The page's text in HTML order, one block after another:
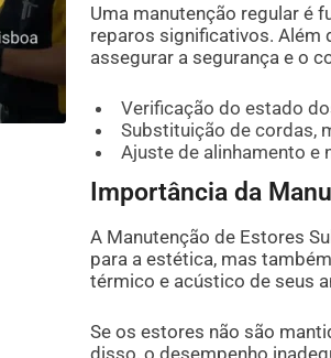
Uma manutenção regular é
reparos significativos. Além
assegurar a segurança e o
Verificação do estado
Substituição de cordas,
Ajuste de alinhamento e
Importância da
A Manutenção de Estores
para a estética, mas
térmico e acústico de seus
Se os estores não são
disso, o desempenho